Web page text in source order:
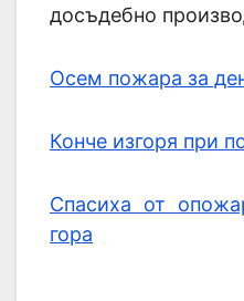
досъдебно
Осем пожара за
Конче изгоря при
Спасиха от
гора